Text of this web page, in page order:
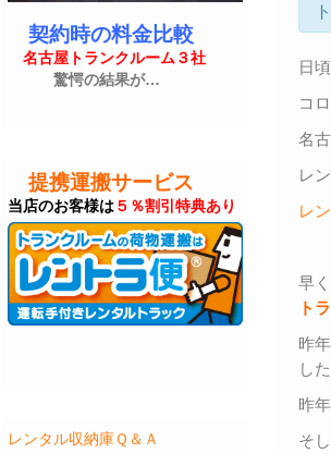
契約時の料金比較
名古屋トランクルーム３社
驚愕の結果が…
提携運搬サービス
当店のお客様は５％割引特典あり
レンタル収納庫Ｑ＆Ａ
日
コ
名
レ
レ
早
ト
昨
した
昨
そ